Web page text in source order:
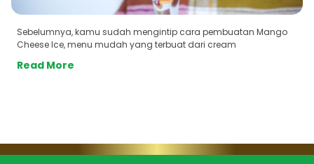
Sebelumnya, kamu sudah mengintip cara pembuatan Mango
Cheese Ice, menu mudah yang terbuat dari cream
Read More